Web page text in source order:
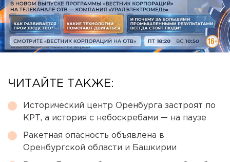
ЧИТАЙТЕ ТАКЖЕ:
Исторический центр Оренбурга застроят по
КРТ, а история с небоскребами — на паузе
Ракетная опасность объявлена в
Оренбургской области и Башкирии